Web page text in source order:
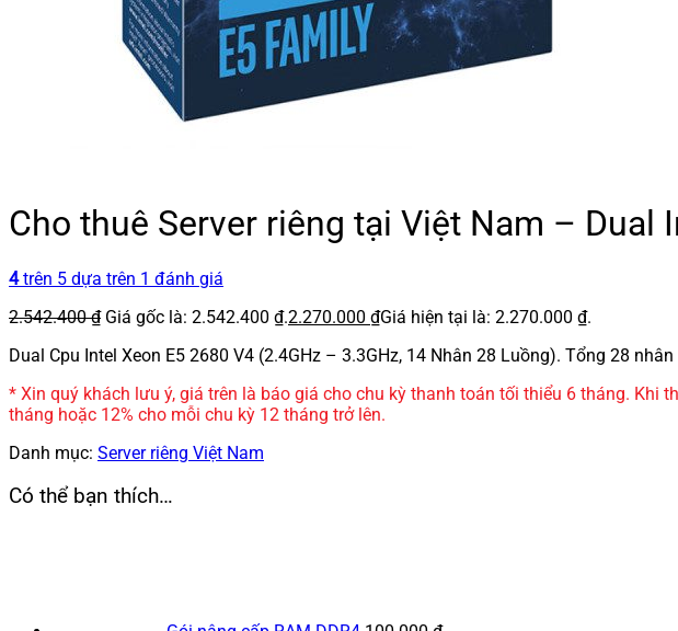
Cho thuê Server riêng tại Việt Nam – Dual
4trên 5 dựa trên 1 đánh giá
2.542.400₫ Giá gốc là: 2.542.400 ₫.2.270.000 ₫Giá hiện tại là: 2.270.000 ₫.
Dual Cpu Intel Xeon E5 2680 V4 (2.4GHz – 3.3GHz, 14 Nhân 28 Luồng). Tổng 28
* Xin quý khách lưu ý, giá trên là báo giá cho chu kỳ thanh toán tối thiểu 6 tháng.
tháng hoặc 12% cho mỗi chu kỳ 12 tháng trở lên.
Danh mục: Server riêng Việt Nam
Có thể bạn thích…